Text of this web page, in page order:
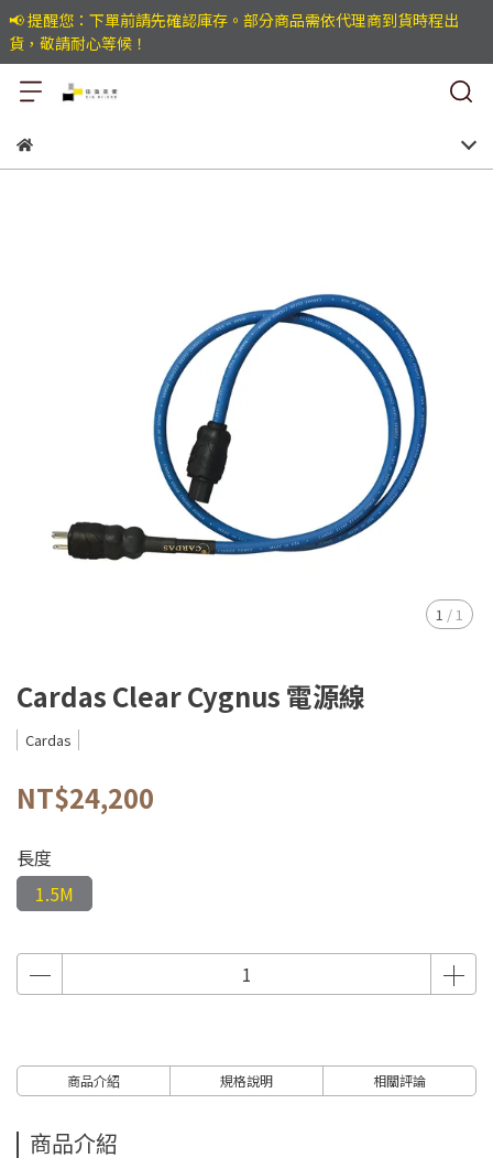
📢 提醒您：下單前請先確認庫存。部分商品需依代理商到貨時程出
貨，敬請耐心等候！
1 / 1
Cardas Clear Cygnus 電源線
Cardas
NT$24,200
長度
1.5M
商品介紹 規格說明 相關評論
商品介紹